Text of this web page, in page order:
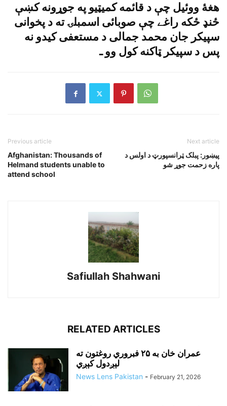
هغۀ ووئيل چې د قائمه کميټيو په جوړونه کښې
ځنډ ځکه راغے چې صوبائى اسمبلۍ ته د پخوانى
سپيکر جان محمد جمالى د مستعفى کيدو نه
پس د سپيکر ټاکنه کول وو ـ
Previous article
Afghanistan: Thousands of
Helmand students unable to
attend school
Next article
پيښور: پبلک ټرانسپورټ د اولس د
پاره زحمت جوړ شو
Safiullah Shahwani
RELATED ARTICLES
عمران خان به ۲۵ فبروري روغتون ته
لېږدول کېږي
News Lens Pakistan - February 21, 2026